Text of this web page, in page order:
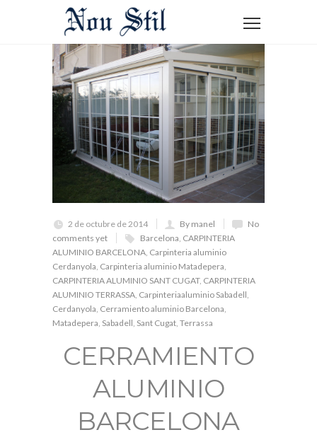
2 de octubre de 2014 By manel
No
comments yet
Barcelona, CARPINTERIA
ALUMINIO BARCELONA, Carpinteria aluminio
Cerdanyola, Carpinteria aluminio Matadepera,
CARPINTERIA ALUMINIO SANT CUGAT, CARPINTERIA
ALUMINIO TERRASSA, Carpinteriaaluminio Sabadell,
Cerdanyola, Cerramiento aluminio Barcelona,
Matadepera, Sabadell, Sant Cugat, Terrassa
CERRAMIENTO
ALUMINIO
BARCELONA